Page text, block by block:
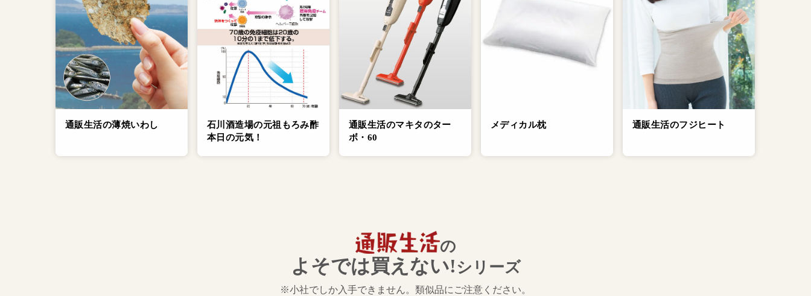
通販生活の薄焼いわし
石川酒造場の元祖もろみ酢
本日の元気！
通販生活のマキタのター
ボ・60
メディカル枕 通販生活のフジヒート
の
よそでは買えない!シリーズ
※小社でしか入手できません。類似品にご注意ください。